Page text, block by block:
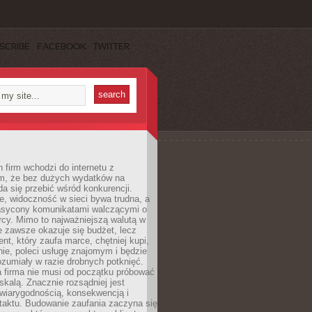
FACEBOOK TWITTER
firm wchodzi do internetu z
że bez dużych wydatków na
się przebić wśród konkurencji.
widoczność w sieci bywa trudna, a
komunikatami walczącymi o
Mimo to najważniejszą walutą w
zawsze okazuje się budżet, lecz
który zaufa marce, chętniej kupi,
poleci usługę znajomym i będzie
w razie drobnych potknięć.
firma nie musi od początku próbować
Znacznie rozsądniej jest
konsekwencją i
Budowanie zaufania zaczyna się